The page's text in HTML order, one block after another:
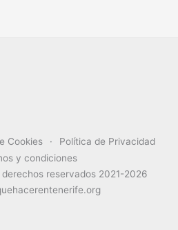
Cookies
Política de Privacidad
y condiciones
reservados 2021-2026